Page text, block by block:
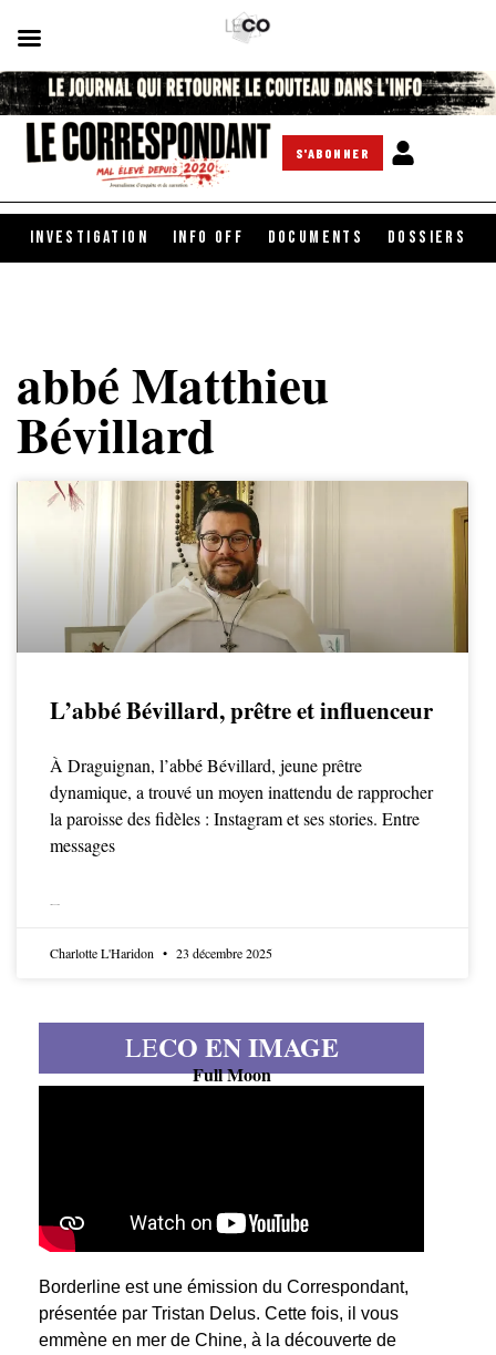
S'ABONNER
INVESTIGATION INFO OFF DOCUMENTS DOSSIERS
abbé Matthieu
Bévillard
L’abbé Bévillard, prêtre et influenceur
À Draguignan, l’abbé Bévillard, jeune prêtre
dynamique, a trouvé un moyen inattendu de rapprocher
la paroisse des fidèles : Instagram et ses stories. Entre
messages
Charlotte L'Haridon 23 décembre 2025
LECO EN IMAGE
Full Moon
Borderline est une émission du Correspondant,
présentée par Tristan Delus. Cette fois, il vous
emmène en mer de Chine, à la découverte de